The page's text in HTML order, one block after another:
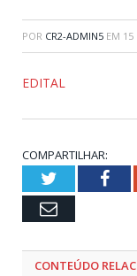
POR CR2-ADMIN5 EM 15
EDITAL
COMPARTILHAR:
Twitter
Email
CONTEÚDO